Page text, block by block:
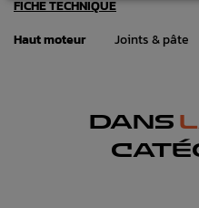
FICHE TECHNIQUE
Haut moteur
Joints & pâte
DANS